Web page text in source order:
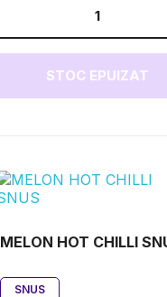
1
STOC EPUIZAT
MELON HOT CHILLI
SNUS